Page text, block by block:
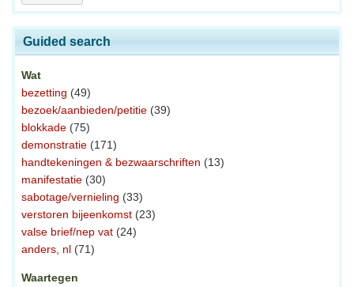
Guided search
Wat
bezetting (49)
bezoek/aanbieden/petitie (39)
blokkade (75)
demonstratie (171)
handtekeningen & bezwaarschriften (13)
manifestatie (30)
sabotage/vernieling (33)
verstoren bijeenkomst (23)
valse brief/nep vat (24)
anders, nl (71)
Waartegen